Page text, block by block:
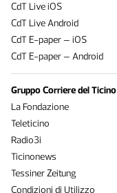
CdT Live iOS
CdT Live Android
CdT E-paper – iOS
CdT E-paper – Android
Gruppo Corriere del Ticino
La Fondazione
Teleticino
Radio3i
Ticinonews
Tessiner Zeitung
Condizioni di Utilizzo